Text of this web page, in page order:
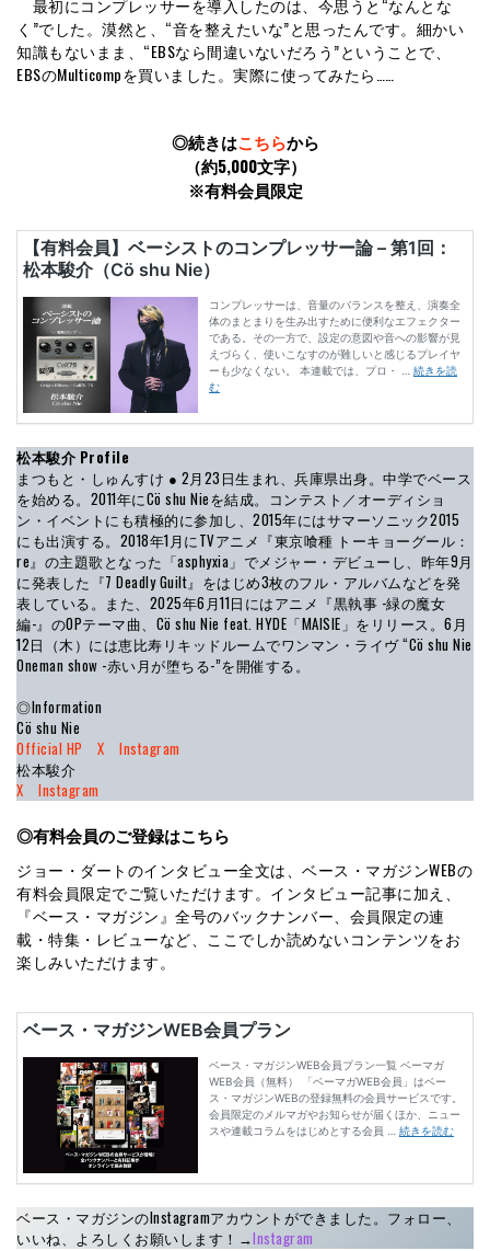
最初にコンプレッサーを導入したのは、今思うと“なんとな
く”でした。漠然と、“音を整えたいな”と思ったんです。細かい
知識もないまま、“EBSなら間違いないだろう”ということで、
EBSのMulticompを買いました。実際に使ってみたら……
◎続きはこちらから
（約5,000文字）
※有料会員限定
松本駿介 Profile
まつもと・しゅんすけ ● 2月23日生まれ、兵庫県出身。中学でベース
を始める。2011年にCö shu Nieを結成。コンテスト／オーディショ
ン・イベントにも積極的に参加し、2015年にはサマーソニック2015
にも出演する。2018年1月にTVアニメ『東京喰種 トーキョーグール：
re』の主題歌となった「asphyxia」でメジャー・デビューし、昨年9月
に発表した『7 Deadly Guilt』をはじめ3枚のフル・アルバムなどを発
表している。また、2025年6月11日にはアニメ『黒執事 -緑の魔女
編-』のOPテーマ曲、Cö shu Nie feat. HYDE「MAISIE」をリリース。6月
12日（木）には恵比寿リキッドルームでワンマン・ライヴ “Cö shu Nie
Oneman show -赤い月が堕ちる-”を開催する。
◎Information
Cö shu Nie
Official HP
X
Instagram
松本駿介
X
Instagram
◎有料会員のご登録はこちら
ジョー・ダートのインタビュー全文は、ベース・マガジンWEBの
有料会員限定でご覧いただけます。インタビュー記事に加え、
『ベース・マガジン』全号のバックナンバー、会員限定の連
載・特集・レビューなど、ここでしか読めないコンテンツをお
楽しみいただけます。
ベース・マガジンのInstagramアカウントができました。フォロー、
いいね、よろしくお願いします！→Instagram